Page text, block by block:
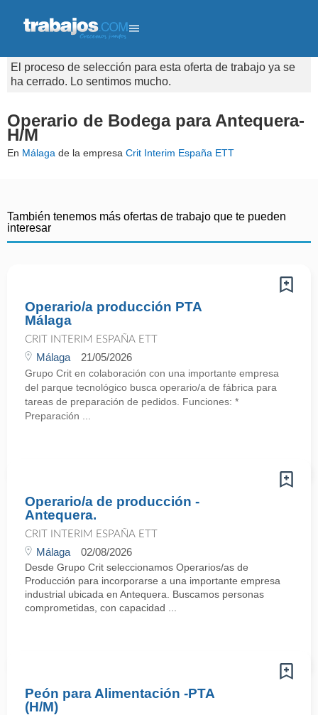
El proceso de selección para esta oferta de trabajo ya se
ha cerrado. Lo sentimos mucho.
Operario de Bodega para Antequera-
H/M
En Málaga de la empresa Crit Interim España ETT
También tenemos más ofertas de trabajo que te pueden
interesar
Operario/a producción PTA
Málaga
CRIT INTERIM ESPAÑA ETT
Málaga 21/05/2026
Grupo Crit en colaboración con una importante empresa
del parque tecnológico busca operario/a de fábrica para
tareas de preparación de pedidos. Funciones: *
Preparación ...
Operario/a de producción -
Antequera.
CRIT INTERIM ESPAÑA ETT
Málaga 02/08/2026
Desde Grupo Crit seleccionamos Operarios/as de
Producción para incorporarse a una importante empresa
industrial ubicada en Antequera. Buscamos personas
comprometidas, con capacidad ...
Peón para Alimentación -PTA
(H/M)